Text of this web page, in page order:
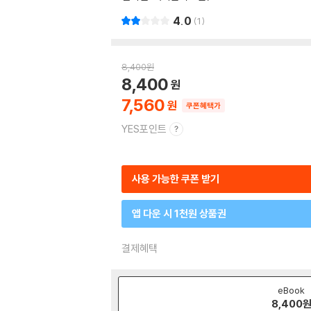
4.0 1
8,400원
7,560
8,400
쿠폰혜택가
YES포인트
사용 가능한 쿠폰 받기
앱 다운 시 1천원 상품권
결제혜택
eBook
8,400원